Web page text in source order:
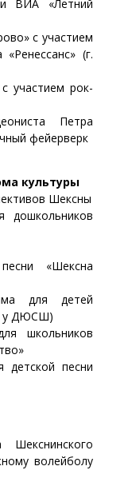
ВИА «Летний
с участием
(г.
участием рок-
Петра
фейерверк
культуры
Шексны
дошкольников
«Шексна
для детей
у ДЮСШ)
школьников
детской песни
волейболу